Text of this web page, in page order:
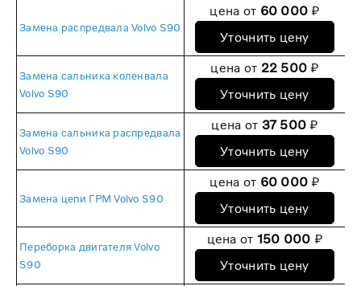
Замена распредвала Volvo S90
цена от 60 000 ₽
Уточнить цену
Замена сальника коленвала
Volvo S90
цена от 22 500 ₽
Уточнить цену
Замена сальника распредвала
Volvo S90
цена от 37 500 ₽
Уточнить цену
Замена цепи ГРМ Volvo S90
цена от 60 000 ₽
Уточнить цену
Переборка двигателя Volvo
S90
цена от 150 000 ₽
Уточнить цену